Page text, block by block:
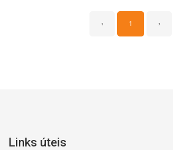
‹ 1 ›
Links úteis